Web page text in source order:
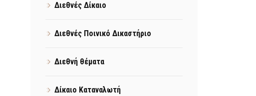
Διεθνές Δίκαιο
Διεθνές Ποινικό Δικαστήριο
Διεθνή θέματα
Δίκαιο Καταναλωτή